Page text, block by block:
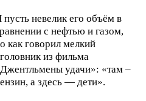
пусть невелик его объём в
с нефтью и газом,
как говорил мелкий
из фильма
удачи»: «там –
а здесь — дети».